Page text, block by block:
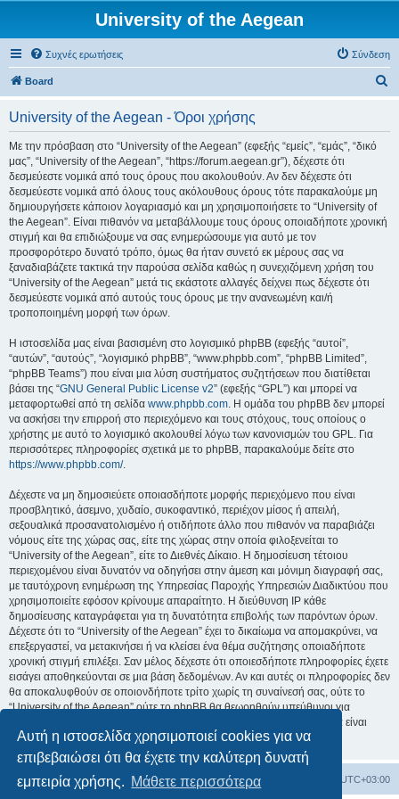
Αυτή η ιστοσελίδα χρησιμοποιεί cookies για να
επιβεβαιώσει ότι θα έχετε την καλύτερη δυνατή
εμπειρία χρήσης. Μάθετε περισσότερα
University of the Aegean
Συχνές ερωτήσεις Σύνδεση
Board
University of the Aegean - Όροι χρήσης
Με την πρόσβαση στο “University of the Aegean” (εφεξής “εμείς”, “εμάς”, “δικό
μας”, “University of the Aegean”, “https://forum.aegean.gr”), δέχεστε ότι
δεσμεύεστε νομικά από τους όρους που ακολουθούν. Αν δεν δέχεστε ότι
δεσμεύεστε νομικά από όλους τους ακόλουθους όρους τότε παρακαλούμε μη
δημιουργήσετε κάποιον λογαριασμό και μη χρησιμοποιήσετε το “University of
the Aegean”. Είναι πιθανόν να μεταβάλλουμε τους όρους οποιαδήποτε χρονική
στιγμή και θα επιδιώξουμε να σας ενημερώσουμε για αυτό με τον
προσφορότερο δυνατό τρόπο, όμως θα ήταν συνετό εκ μέρους σας να
ξαναδιαβάζετε τακτικά την παρούσα σελίδα καθώς η συνεχιζόμενη χρήση του
“University of the Aegean” μετά τις εκάστοτε αλλαγές δείχνει πως δέχεστε ότι
δεσμεύεστε νομικά από αυτούς τους όρους με την ανανεωμένη και/ή
τροποποιημένη μορφή των όρων.
Η ιστοσελίδα μας είναι βασισμένη στο λογισμικό phpBB (εφεξής “αυτοί”,
“αυτών”, “αυτούς”, “λογισμικό phpBB”, “www.phpbb.com”, “phpBB Limited”,
“phpBB Teams”) που είναι μια λύση συστήματος συζητήσεων που διατίθεται
βάσει της “GNU General Public License v2” (εφεξής “GPL”) και μπορεί να
μεταφορτωθεί από τη σελίδα www.phpbb.com. Η ομάδα του phpBB δεν μπορεί
να ασκήσει την επιρροή στο περιεχόμενο και τους στόχους, τους οποίους ο
χρήστης με αυτό το λογισμικό ακολουθεί λόγω των κανονισμών του GPL. Για
περισσότερες πληροφορίες σχετικά με το phpBB, παρακαλούμε δείτε στο
https://www.phpbb.com/.
Δέχεστε να μη δημοσιεύετε οποιασδήποτε μορφής περιεχόμενο που είναι
προσβλητικό, άσεμνο, χυδαίο, συκοφαντικό, περιέχον μίσος ή απειλή,
σεξουαλικά προσανατολισμένο ή οτιδήποτε άλλο που πιθανόν να παραβιάζει
νόμους είτε της χώρας σας, είτε της χώρας στην οποία φιλοξενείται το
“University of the Aegean”, είτε το Διεθνές Δίκαιο. Η δημοσίευση τέτοιου
περιεχομένου είναι δυνατόν να οδηγήσει στην άμεση και μόνιμη διαγραφή σας,
με ταυτόχρονη ενημέρωση της Υπηρεσίας Παροχής Υπηρεσιών Διαδικτύου που
χρησιμοποιείτε εφόσον κρίνουμε απαραίτητο. Η διεύθυνση IP κάθε
δημοσίευσης καταγράφεται για τη δυνατότητα επιβολής των παρόντων όρων.
Δέχεστε ότι το “University of the Aegean” έχει το δικαίωμα να απομακρύνει, να
επεξεργαστεί, να μετακινήσει ή να κλείσει ένα θέμα συζήτησης οποιαδήποτε
χρονική στιγμή επιλέξει. Σαν μέλος δέχεστε ότι οποιεσδήποτε πληροφορίες έχετε
εισάγει αποθηκεύονται σε μια βάση δεδομένων. Αν και αυτές οι πληροφορίες δεν
θα αποκαλυφθούν σε οποιονδήποτε τρίτο χωρίς τη συναίνεσή σας, ούτε το
“University of the Aegean” ούτε το phpBB θα θεωρηθούν υπεύθυνοι για
οποιαδήποτε απόπειρα ηλεκτρονικής εισβολής ή παραβίασης η οποία είναι
δυνατόν να οδηγήσει σε απώλεια αυτών των δεδομένων.
Board Όλοι οι χρόνοι είναι UTC+03:00
Διαγραφή cookies